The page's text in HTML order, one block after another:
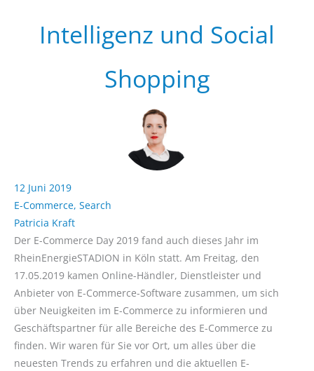
Intelligenz und Social
Shopping
12 Juni 2019
E-Commerce, Search
Patricia Kraft
Der E-Commerce Day 2019 fand auch dieses Jahr im
RheinEnergieSTADION in Köln statt. Am Freitag, den
17.05.2019 kamen Online-Händler, Dienstleister und
Anbieter von E-Commerce-Software zusammen, um sich
über Neuigkeiten im E-Commerce zu informieren und
Geschäftspartner für alle Bereiche des E-Commerce zu
finden. Wir waren für Sie vor Ort, um alles über die
neuesten Trends zu erfahren und die aktuellen E-